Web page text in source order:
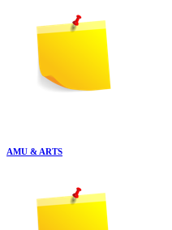
AMU & ARTS